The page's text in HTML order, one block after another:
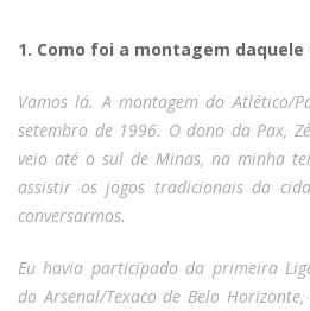
1. Como foi a montagem
Vamos lá. A montagem do Atlético/
setembro de 1996. O dono da Pax,
veio até o sul de Minas, na minha
assistir os jogos tradicionais da
conversarmos.
Eu havia participado da primeira
do Arsenal/Texaco de Belo